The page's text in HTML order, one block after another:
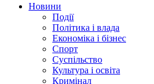
Новини
Події
Політика і влада
Економіка і бізнес
Спорт
Суспільство
Культура і освіта
Кримінал